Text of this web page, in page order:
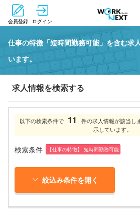
会員登録 ログイン
仕事の特徴「短時間勤務可能」を含む求
います。
求人情報を検索する
以下の検索条件で 11 件の求人情報が該当し
示しています。
検索条件 【仕事の特徴】 短時間勤務可能
絞込み条件を開く